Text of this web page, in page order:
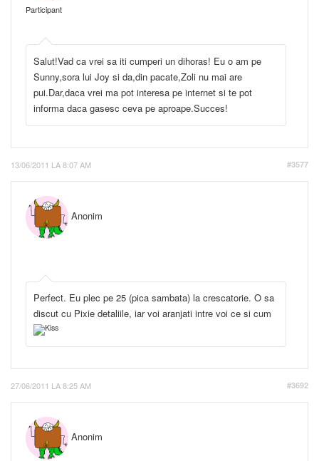
Participant
Salut!Vad ca vrei sa iti cumperi un dihoras! Eu o am pe
Sunny,sora lui Joy si da,din pacate,Zoli nu mai are
pui.Dar,daca vrei ma pot interesa pe internet si te pot
informa daca gasesc ceva pe aproape.Succes!
13/06/2011 LA 8:07 AM #3577
Anonim
Perfect. Eu plec pe 25 (pica sambata) la crescatorie. O sa
discut cu Pixie detaliile, iar voi aranjati intre voi ce si cum
27/06/2011 LA 8:25 AM #3692
Anonim